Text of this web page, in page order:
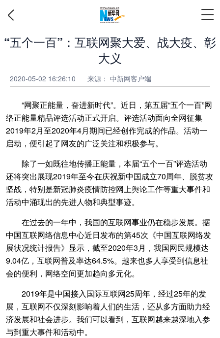
“五个一百”：互联网聚大爱、战大疫、彰
大义
2020-05-02 16:26:10 来源： 中新网客户端
“网聚正能量，奋进新时代”。近日，第五届“五个一百”网
络正能量精品评选活动正式开启。评选活动面向全网征集
2019年2月至2020年4月期间已经创作完成的作品。活动一
启动，便引起了网友的广泛关注和积极参与。
除了一如既往地传播正能量，本届“五个一百”评选活动
还将突出展现2019年至今在庆祝新中国成立70周年、脱贫攻
坚战，特别是新冠肺炎疫情防控网上舆论工作等重大事件和
活动中涌现出的先进人物和典型事迹。
在过去的一年中，我国的互联网事业仍在稳步发展。据
中国互联网络信息中心近日发布的第45次《中国互联网络发
展状况统计报告》显示，截至2020年3月，我国网民规模达
9.04亿，互联网普及率达64.5%。越来也多人享受到信息社
会的便利，网络空间更加趋向多元化。
2019年是中国接入国际互联网25周年，经过25年的发
展，互联网不仅深刻影响着人们的生活，还从多方面助力经
济发展和社会进步。我们可以看到，互联网越来越深地入参
与到重大事件和活动中。